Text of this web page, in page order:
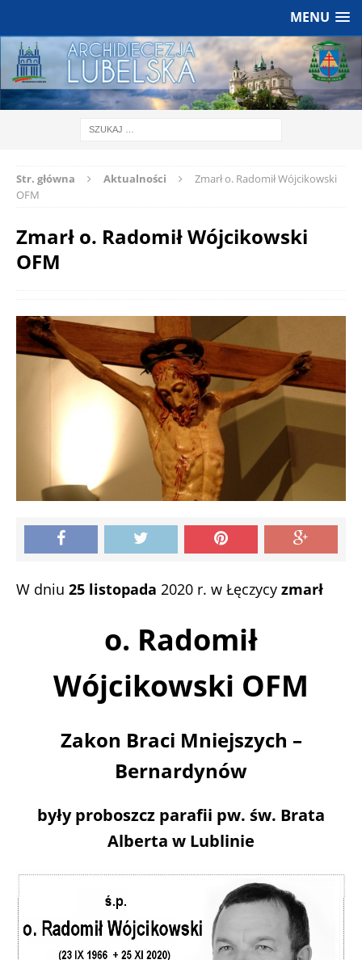
MENU
Str. główna Aktualności
Zmarł o. Radomił Wójcikowski
OFM
Zmarł o. Radomił Wójcikowski
OFM
W dniu 25 listopada 2020 r. w Łęczycy zmarł
o. Radomił
Wójcikowski OFM
Zakon Braci Mniejszych –
Bernardynów
były proboszcz parafii pw. św. Brata
Alberta w Lublinie